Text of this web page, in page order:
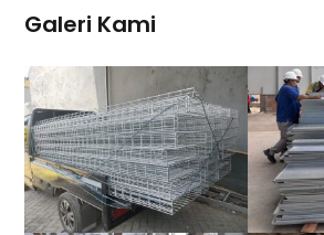
Galeri Kami